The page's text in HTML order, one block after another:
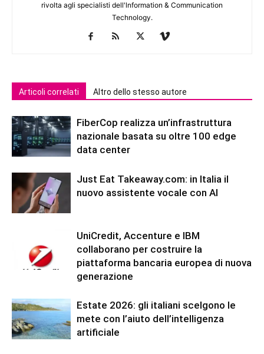
rivolta agli specialisti dell'lnformation & Communication
Technology.
Articoli correlati Altro dello stesso autore
FiberCop realizza un’infrastruttura
nazionale basata su oltre 100 edge
data center
Just Eat Takeaway.com: in Italia il
nuovo assistente vocale con AI
UniCredit, Accenture e IBM
collaborano per costruire la
piattaforma bancaria europea di nuova
generazione
Estate 2026: gli italiani scelgono le
mete con l’aiuto dell’intelligenza
artificiale